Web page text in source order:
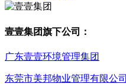
壹壹集团旗下公司：
广东壹壹环境管理集团
东莞市美邦物业管理有限公司